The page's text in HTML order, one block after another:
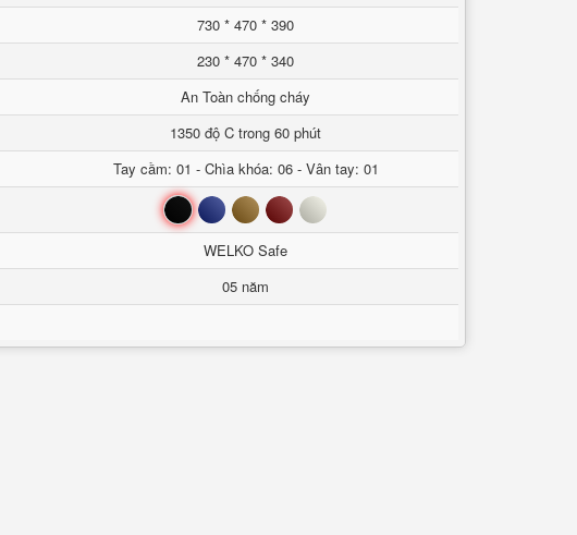
730 * 470 * 390
230 * 470 * 340
An Toàn chống cháy
1350 độ C trong 60 phút
Tay cầm: 01 - Chìa khóa: 06 - Vân tay: 01
Đen Xanh Nâu Đỏ Trắng
WELKO Safe
05 năm